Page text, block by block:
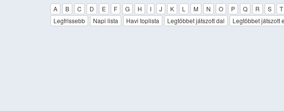
A
B C D E F G H I J K L M N O P Q R S T
Legfrissebb
Napi lista Havi toplista Legtöbbet játszott dal Legtöbbet játszott